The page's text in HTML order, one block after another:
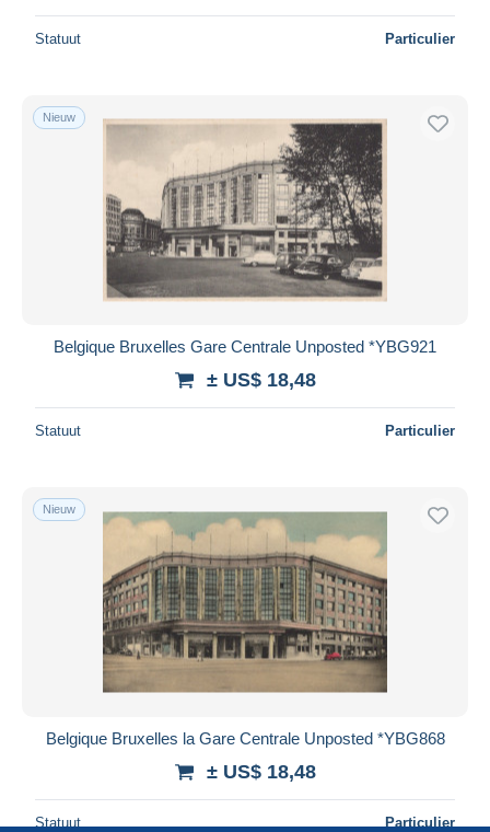
Statuut Particulier
Nieuw
Belgique Bruxelles Gare Centrale Unposted *YBG921
± US$ 18,48
Statuut Particulier
Nieuw
Belgique Bruxelles la Gare Centrale Unposted *YBG868
± US$ 18,48
Statuut Particulier